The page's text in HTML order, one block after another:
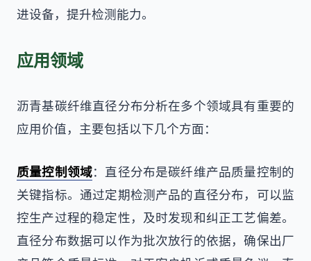
进设备，提升检测能力。
应用领域
沥青基碳纤维直径分布分析在多个领域具有重要的
应用价值，主要包括以下几个方面：
质量控制领域：直径分布是碳纤维产品质量控制的
关键指标。通过定期检测产品的直径分布，可以监
控生产过程的稳定性，及时发现和纠正工艺偏差。
直径分布数据可以作为批次放行的依据，确保出厂